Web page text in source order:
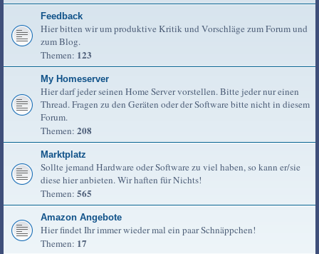
Feedback
Hier bitten wir um produktive Kritik und Vorschläge zum Forum und
zum Blog.
Themen: 123
My Homeserver
Hier darf jeder seinen Home Server vorstellen. Bitte jeder nur einen
Thread. Fragen zu den Geräten oder der Software bitte nicht in diesem
Forum.
Themen: 208
Marktplatz
Sollte jemand Hardware oder Software zu viel haben, so kann er/sie
diese hier anbieten. Wir haften für Nichts!
Themen: 565
Amazon Angebote
Hier findet Ihr immer wieder mal ein paar Schnäppchen!
Themen: 17